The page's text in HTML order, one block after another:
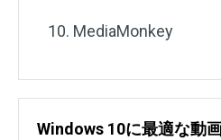
MediaMonkey
Windows 10に最適な動